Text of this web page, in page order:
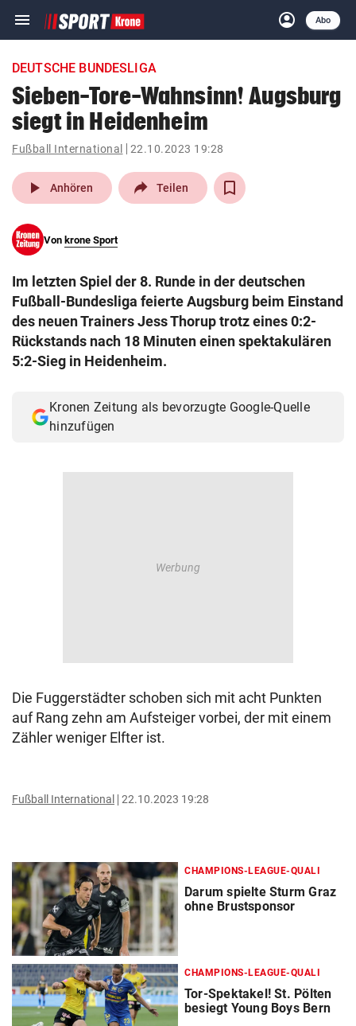
menu Navigation
ein-/ausklappen
account_circle
Anmelden
Abo
close Schließen
account_circle Anmelden
pin_drop
Wien arrow_right
search
eingeben
© Krone Multimedia GmbH & Co KG 2026
DEUTSCHE BUNDESLIGA
Sieben-Tore-Wahnsinn! Augsburg
siegt in Heidenheim
Fußball International 22.10.2023 19:28
play_arrow Anhören Teilen
Von krone Sport
Im letzten Spiel der 8. Runde in der deutschen
Fußball-Bundesliga feierte Augsburg beim Einstand
des neuen Trainers Jess Thorup trotz eines 0:2-
Rückstands nach 18 Minuten einen spektakulären
5:2-Sieg in Heidenheim.
Kronen Zeitung als bevorzugte Google-Quelle
hinzufügen
Die Fuggerstädter schoben sich mit acht Punkten
auf Rang zehn am Aufsteiger vorbei, der mit einem
Zähler weniger Elfter ist.
Fußball International 22.10.2023 19:28
CHAMPIONS-LEAGUE-QUALI
Darum spielte Sturm Graz
ohne Brustsponsor
CHAMPIONS-LEAGUE-QUALI
Tor-Spektakel! St. Pölten
besiegt Young Boys Bern